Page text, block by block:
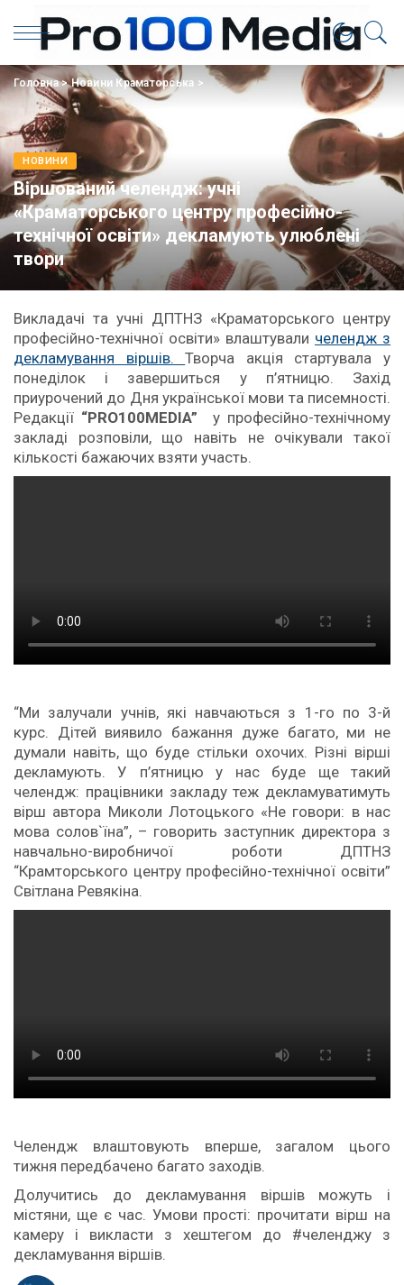
Головна>Новини Краматорська >
НОВИНИ
Віршований челендж: учні
«Краматорського центру професійно-
технічної освіти» декламують улюблені
твори
Викладачі та учні ДПТНЗ «Краматорського центру
професійно-технічної освіти» влаштували челендж з
декламування віршів.Творча акція стартувала у
понеділок і завершиться у п’ятницю. Захід
приурочений до Дня української мови та писемності.
Редакції “PRO100MEDIA” у професійно-технічному
закладі розповіли, що навіть не очікували такої
кількості бажаючих взяти участь.
“Ми залучали учнів, які навчаються з 1-го по 3-й
курс. Дітей виявило бажання дуже багато, ми не
думали навіть, що буде стільки охочих. Різні вірші
декламують. У п’ятницю у нас буде ще такий
челендж: працівники закладу теж декламуватимуть
вірш автора Миколи Лотоцького «Не говори: в нас
мова солов`їна”, – говорить заступник директора з
навчально-виробничої роботи ДПТНЗ
“Крамторського центру професійно-технічної освіти”
Світлана Ревякіна.
Челендж влаштовують вперше, загалом цього
тижня передбачено багато заходів.
Долучитись до декламування віршів можуть і
містяни, ще є час. Умови прості: прочитати вірш на
камеру і викласти з хештегом до #челенджу з
декламування віршів.